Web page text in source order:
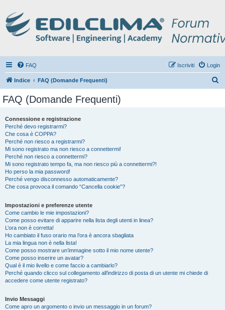
FAQ Login
Iscriviti
Indice FAQ (Domande Frequenti)
FAQ (Domande Frequenti)
Connessione e registrazione
Perché devo registrarmi?
Che cosa è COPPA?
Perché non riesco a registrarmi?
Mi sono registrato ma non riesco a connettermi!
Perché non riesco a connettermi?
Mi sono registrato tempo fa, ma non riesco più a connettermi?!
Ho perso la mia password!
Perché vengo disconnesso automaticamente?
Che cosa provoca il comando “Cancella cookie”?
Impostazioni e preferenze utente
Come cambio le mie impostazioni?
Come posso evitare di apparire nella lista degli utenti in linea?
L’ora non è corretta!
Ho cambiato il fuso orario ma l’ora è ancora sbagliata
La mia lingua non è nella lista!
Come posso mostrare un’immagine sotto il mio nome utente?
Come posso inserire un avatar?
Qual è il mio livello e come faccio a cambiarlo?
Perché quando clicco sul collegamento all’indirizzo di posta di un utente mi chiede di
accedere come utente registrato?
Invio Messaggi
Come apro un argomento o invio un messaggio in un forum?